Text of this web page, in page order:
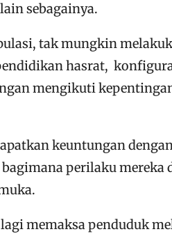
sebagainya.
tak mungkin
hasrat,
mengikuti
keuntungan
perilaku
memaksa penduduk